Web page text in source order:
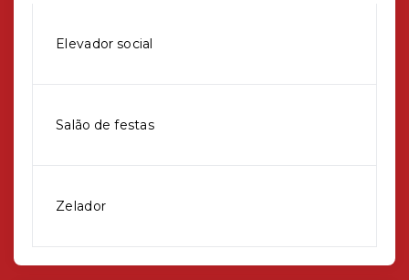
Elevador social
Salão de festas
Zelador